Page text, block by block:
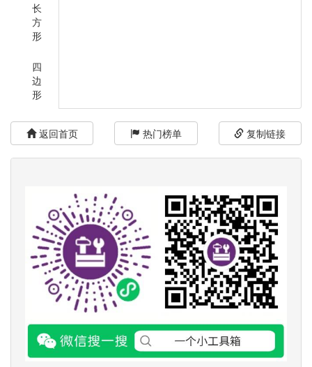
长
方
形
四
边
形
返回首页 热门榜单 复制链接